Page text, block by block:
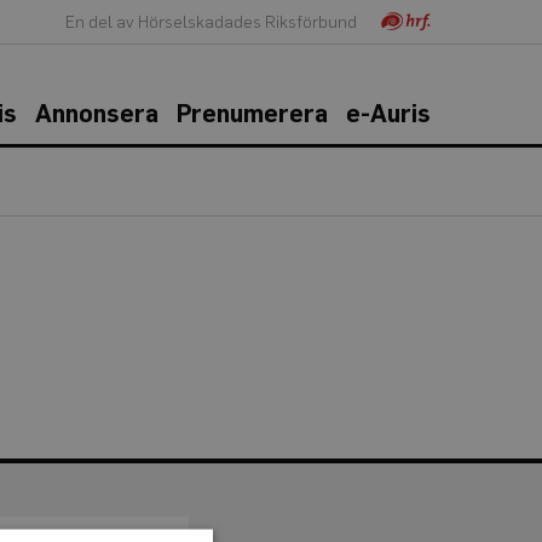
En del av Hörselskadades Riksförbund
Annonsera Prenumerera e-Auris